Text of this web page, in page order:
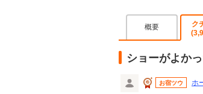
概要
ク
ショーがよか
お宿ツウ ホ